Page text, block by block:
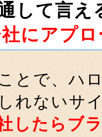
して言
にアプ
とで、ハ
れないサ
社したらブ